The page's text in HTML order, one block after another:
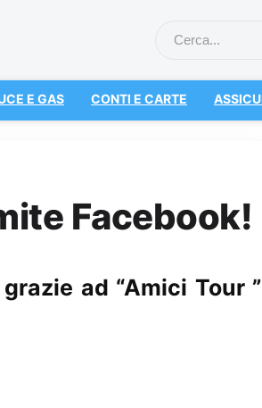
E GAS CONTI E CARTE
Facebook!
ad “Amici Tour ”